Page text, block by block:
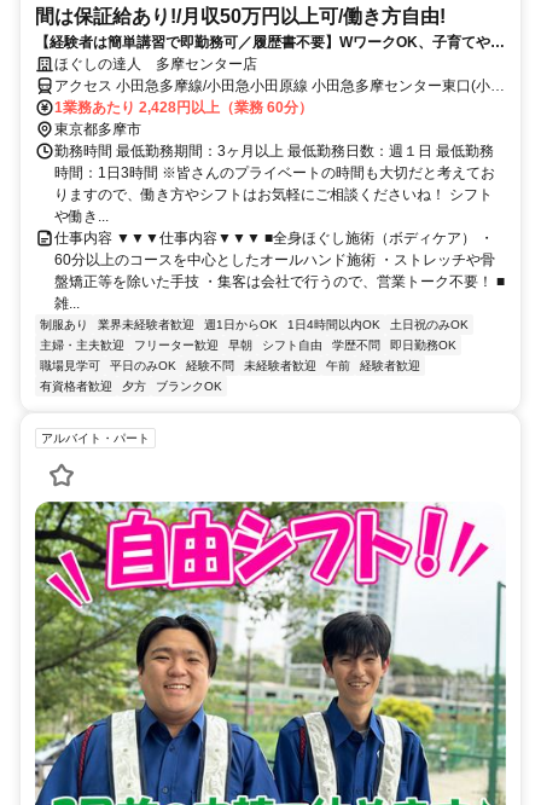
間は保証給あり!/月収50万円以上可/働き方自由!
【経験者は簡単講習で即勤務可／履歴書不要】WワークOK、子育てや介
護、他の仕事をしながら自分に合った働き方をしている方が活躍中
ほぐしの達人 多摩センター店
アクセス 小田急多摩線/小田急小田原線 小田急多摩センター東口(小田
急)徒歩約2分、京王相模原線 京王多摩センター東口(京王)徒歩約2
分、多摩都市モノレール線 多摩センター出口2徒歩約4分
1業務あたり 2,428円以上（業務 60分）
東京都多摩市
勤務時間 最低勤務期間：3ヶ月以上 最低勤務日数：週１日 最低勤務
時間：1日3時間 ※皆さんのプライベートの時間も大切だと考えてお
りますので、働き方やシフトはお気軽にご相談くださいね！ シフト
や働き...
仕事内容 ▼▼▼仕事内容▼▼▼ ■全身ほぐし施術（ボディケア） ・
60分以上のコースを中心としたオールハンド施術 ・ストレッチや骨
盤矯正等を除いた手技 ・集客は会社で行うので、営業トーク不要！ ■
雑...
制服あり 業界未経験者歓迎 週1日からOK 1日4時間以内OK
土日祝のみOK
主婦・主夫歓迎
フリーター歓迎 早朝 シフト自由 学歴不問
即日勤務OK
職場見学可
平日のみOK 経験不問 未経験者歓迎 午前
経験者歓迎
有資格者歓迎
夕方 ブランクOK
アルバイト・パート